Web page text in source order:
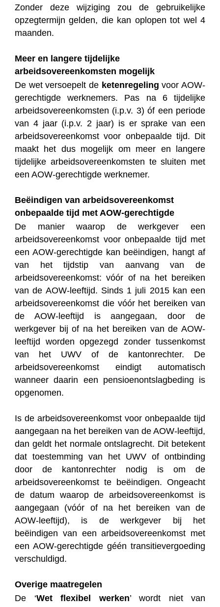
Zonder deze wijziging zou de gebruikelijke
opzegtermijn gelden, die kan oplopen tot wel 4
maanden.
Meer en langere tijdelijke
arbeidsovereenkomsten mogelijk
De wet versoepelt de ketenregeling voor AOW-
gerechtigde werknemers. Pas na 6 tijdelijke
arbeidsovereenkomsten (i.p.v. 3) óf een periode
van 4 jaar (i.p.v. 2 jaar) is er sprake van een
arbeidsovereenkomst voor onbepaalde tijd. Dit
maakt het dus mogelijk om meer en langere
tijdelijke arbeidsovereenkomsten te sluiten met
een AOW-gerechtigde werknemer.
Beëindigen van arbeidsovereenkomst
onbepaalde tijd met AOW-gerechtigde
De manier waarop de werkgever een
arbeidsovereenkomst voor onbepaalde tijd met
een AOW-gerechtigde kan beëindigen, hangt af
van het tijdstip van aanvang van de
arbeidsovereenkomst: vóór of na het bereiken
van de AOW-leeftijd. Sinds 1 juli 2015 kan een
arbeidsovereenkomst die vóór het bereiken van
de AOW-leeftijd is aangegaan, door de
werkgever bij of na het bereiken van de AOW-
leeftijd worden opgezegd zonder tussenkomst
van het UWV of de kantonrechter. De
arbeidsovereenkomst eindigt automatisch
wanneer daarin een pensioenontslagbeding is
opgenomen.
Is de arbeidsovereenkomst voor onbepaalde tijd
aangegaan na het bereiken van de AOW-leeftijd,
dan geldt het normale ontslagrecht. Dit betekent
dat toestemming van het UWV of ontbinding
door de kantonrechter nodig is om de
arbeidsovereenkomst te beëindigen. Ongeacht
de datum waarop de arbeidsovereenkomst is
aangegaan (vóór of na het bereiken van de
AOW-leeftijd), is de werkgever bij het
beëindigen van een arbeidsovereenkomst met
een AOW-gerechtigde géén transitievergoeding
verschuldigd.
Overige maatregelen
De ‘Wet flexibel werken’ wordt niet van